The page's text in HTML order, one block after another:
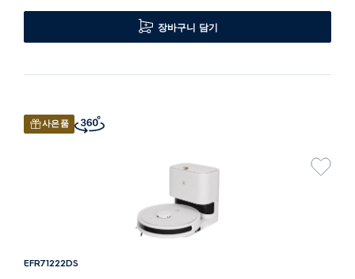
장바구니 담기
사은품
EFR71222DS